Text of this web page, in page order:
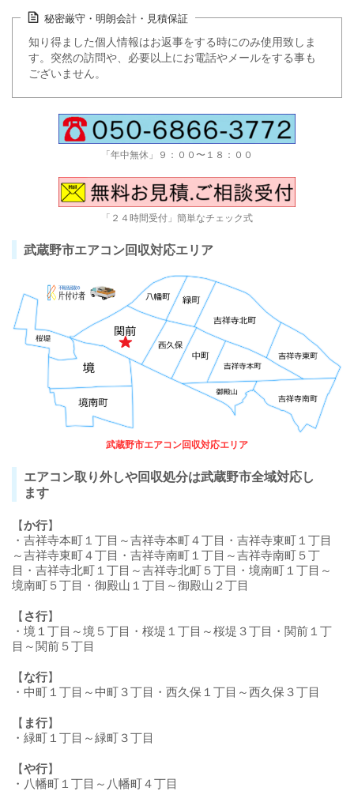
秘密厳守・明朗会計・見積保証
知り得ました個人情報はお返事をする時にのみ使用致しま
す。突然の訪問や、必要以上にお電話やメールをする事も
ございません。
「年中無休」９：００〜１８：００
「２４時間受付」簡単なチェック式
武蔵野市エアコン回収対応エリア
武蔵野市エアコン回収対応エリア
エアコン取り外しや回収処分は武蔵野市全域対応し
ます
【か行】
・吉祥寺本町１丁目～吉祥寺本町４丁目・吉祥寺東町１丁目
～吉祥寺東町４丁目・吉祥寺南町１丁目～吉祥寺南町５丁
目・吉祥寺北町１丁目～吉祥寺北町５丁目・境南町１丁目～
境南町５丁目・御殿山１丁目～御殿山２丁目
【 さ行】
・境１丁目～境５丁目・桜堤１丁目～桜堤３丁目・関前１丁
目～関前５丁目
【な行】
・中町１丁目～中町３丁目・西久保１丁目～西久保３丁目
【 ま行】
・緑町１丁目～緑町３丁目
【や行】
・八幡町１丁目～八幡町４丁目